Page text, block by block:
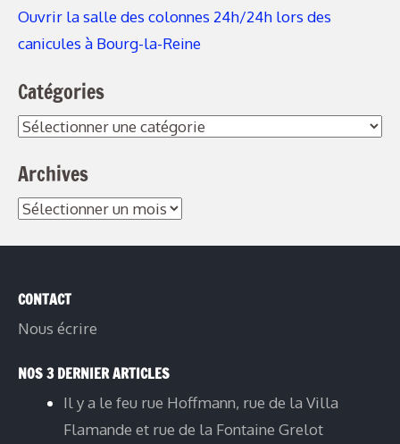
Ouvrir la salle des colonnes 24h/24h lors des
canicules à Bourg-la-Reine
Catégories
Catégories
Archives
Archives
CONTACT
Nous écrire
NOS 3 DERNIER ARTICLES
Il y a le feu rue Hoffmann, rue de la Villa
Flamande et rue de la Fontaine Grelot